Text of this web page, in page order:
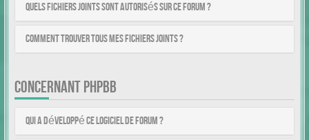
Quels fichiers joints sont autorisés sur ce forum ?
Comment trouver tous mes fichiers joints ?
CONCERNANT PHPBB
Qui a développé ce logiciel de forum ?